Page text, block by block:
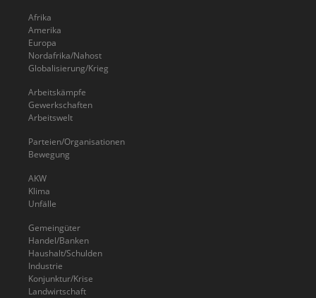
Afrika
Amerika
Europa
Nordafrika/Nahost
Globalisierung/Krieg
Arbeitskämpfe
Gewerkschaften
Arbeitswelt
Parteien/Organisationen
Bewegung
AKW
Klima
Unfälle
Gemeingüter
Handel/Banken
Haushalt/Schulden
Industrie
Konjunktur/Krise
Landwirtschaft